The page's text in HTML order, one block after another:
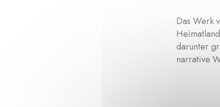
Das Werk
darunter
narrative